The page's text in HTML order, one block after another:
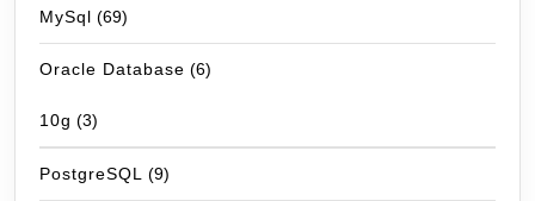
MySql (69)
Oracle Database (6)
10g (3)
PostgreSQL (9)